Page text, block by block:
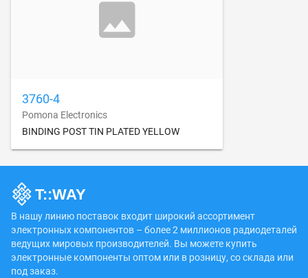
3760-4
Pomona Electronics
BINDING POST TIN PLATED YELLOW
В нашу линию поставок входит широкий ассортимент
электронных компонентов – более 2 миллионов радиодеталей
ведущих мировых производителей. Вы можете купить
электронные компоненты оптом или в розницу, со склада или
под заказ.